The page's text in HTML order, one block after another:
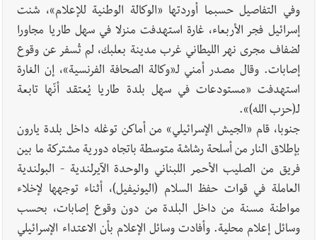
وفي التفاصيل حسبما أوردتها «الوكالة الوطنية للإعلام»، شنت
إسرائيل فجر الأربعاء، غارة استهدفت منزلا في سهل طاريا مجاورا
لضفاف مجرى نهر الليطاني غرب مدينة بعلبك، لم تُسفر عن وقوع
إصابات. وقال مصدر أمني لـ«وكالة الصحافة الفرنسية»، إن الغارة
استهدفت «مستودعات في سهل بلدة طاريا يُعتقد أنّها تابعة
لـ(حزب الله)».
جنوبا، قام «الجيش الإسرائيلي» من أماكن توغله داخل بلدة يارون
بإطلاق النار من أسلحة رشاشة متوسطة باتجاه دورية مشتركة ما بين
فريق من الصليب الأحمر اللبناني والوحدة الآيرلندية - البولندية
العاملة في قوات حفظ السلام (اليونيفيل)، أثناء توجهها لإخلاء
مواطنة مسنة من داخل البلدة من دون وقوع إصابات، بحسب
وسائل إعلام محلية. وأفادت وسائل الإعلام بأن الاعتداء الإسرائيلي